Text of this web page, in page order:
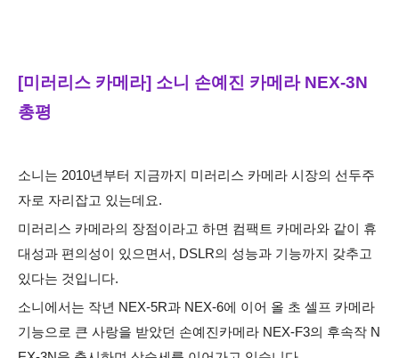
[미러리스 카메라] 소니 손예진 카메라 NEX-3N
총평
소니는 2010년부터 지금까지 미러리스 카메라 시장의 선두주
자로 자리잡고 있는데요.
미러리스 카메라의 장점이라고 하면 컴팩트 카메라와 같이 휴
대성과 편의성이 있으면서, DSLR의 성능과 기능까지 갖추고
있다는 것입니다.
소니에서는 작년 NEX-5R과 NEX-6에 이어 올 초 셀프 카메라
기능으로 큰 사랑을 받았던 손예진카메라 NEX-F3의 후속작 N